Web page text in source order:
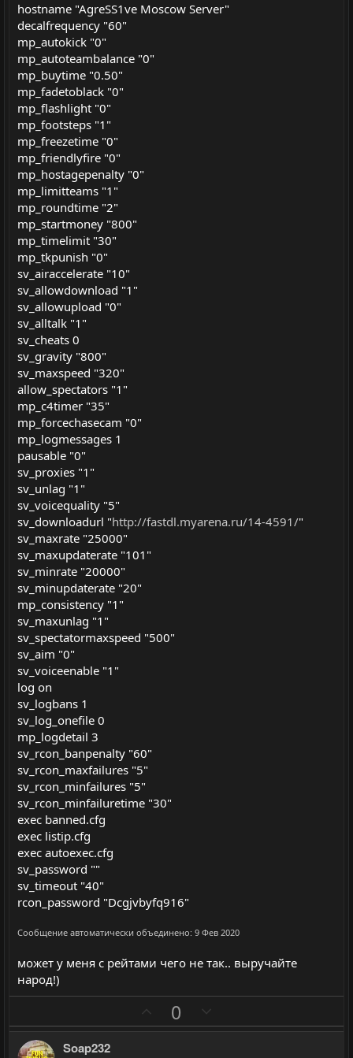
hostname "AgreSS1ve Moscow Server"
decalfrequency "60"
mp_autokick "0"
mp_autoteambalance "0"
mp_buytime "0.50"
mp_fadetoblack "0"
mp_flashlight "0"
mp_footsteps "1"
mp_freezetime "0"
mp_friendlyfire "0"
mp_hostagepenalty "0"
mp_limitteams "1"
mp_roundtime "2"
mp_startmoney "800"
mp_timelimit "30"
mp_tkpunish "0"
sv_airaccelerate "10"
sv_allowdownload "1"
sv_allowupload "0"
sv_alltalk "1"
sv_cheats 0
sv_gravity "800"
sv_maxspeed "320"
allow_spectators "1"
mp_c4timer "35"
mp_forcechasecam "0"
mp_logmessages 1
pausable "0"
sv_proxies "1"
sv_unlag "1"
sv_voicequality "5"
sv_downloadurl "http://fastdl.myarena.ru/14-4591/"
sv_maxrate "25000"
sv_maxupdaterate "101"
sv_minrate "20000"
sv_minupdaterate "20"
mp_consistency "1"
sv_maxunlag "1"
sv_spectatormaxspeed "500"
sv_aim "0"
sv_voiceenable "1"
log on
sv_logbans 1
sv_log_onefile 0
mp_logdetail 3
sv_rcon_banpenalty "60"
sv_rcon_maxfailures "5"
sv_rcon_minfailures "5"
sv_rcon_minfailuretime "30"
exec banned.cfg
exec listip.cfg
exec autoexec.cfg
sv_password ""
sv_timeout "40"
rcon_password "Dcgjvbyfq916"
Сообщение автоматически объединено: 9 Фев 2020
может у меня с рейтами чего не так.. выручайте
народ!)
о
0
е
Soap232